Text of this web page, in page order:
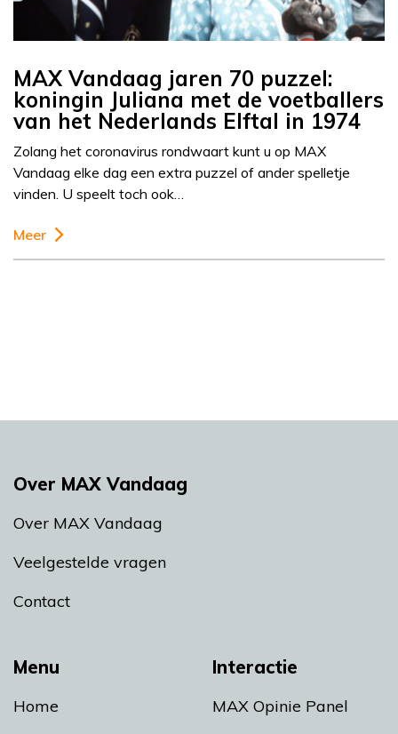
MAX Vandaag jaren 70 puzzel:
koningin Juliana met de voetballers
van het Nederlands Elftal in 1974
Zolang het coronavirus rondwaart kunt u op MAX
Vandaag elke dag een extra puzzel of ander spelletje
vinden. U speelt toch ook…
Meer
Menu
Home
Interactie
MAX Opinie Panel
Over MAX Vandaag
Over MAX Vandaag
Veelgestelde vragen
Contact